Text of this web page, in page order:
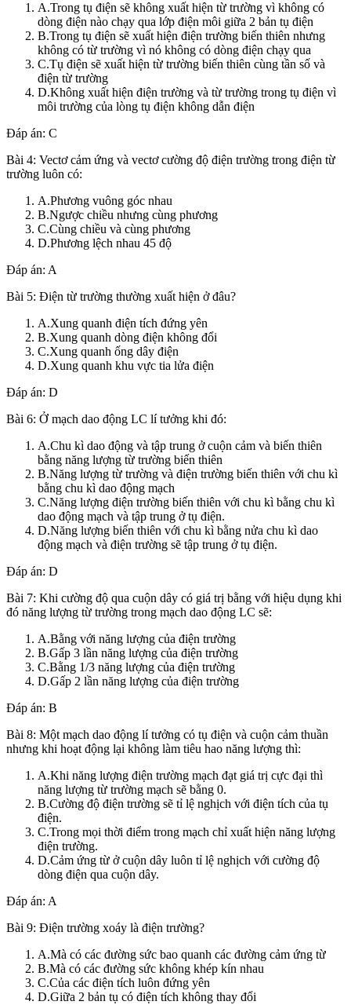
A.Trong tụ điện sẽ không xuất hiện từ trường vì không có
dòng điện nào chạy qua lớp điện môi giữa 2 bản tụ điện
B.Trong tụ điện sẽ xuất hiện điện trường biến thiên nhưng
không có từ trường vì nó không có dòng điện chạy qua
C.Tụ điện sẽ xuất hiện từ trường biến thiên cùng tần số và
điện từ trường
D.Không xuất hiện điện trường và từ trường trong tụ điện vì
môi trường của lòng tụ điện không dẫn điện
Đáp án: C
Bài 4: Vectơ cảm ứng và vectơ cường độ điện trường trong điện từ
trường luôn có:
A.Phương vuông góc nhau
B.Ngược chiều nhưng cùng phương
C.Cùng chiều và cùng phương
D.Phương lệch nhau 45 độ
Đáp án: A
Bài 5: Điện từ trường thường xuất hiện ở đâu?
A.Xung quanh điện tích đứng yên
B.Xung quanh dòng điện không đổi
C.Xung quanh ống dây điện
D.Xung quanh khu vực tia lửa điện
Đáp án: D
Bài 6: Ở mạch dao động LC lí tưởng khi đó:
A.Chu kì dao động và tập trung ở cuộn cảm và biến thiên
bằng năng lượng từ trường biến thiên
B.Năng lượng từ trường và điện trường biến thiên với chu kì
bằng chu kì dao động mạch
C.Năng lượng điện trường biến thiên với chu kì bằng chu kì
dao động mạch và tập trung ở tụ điện.
D.Năng lượng biến thiên với chu kì bằng nửa chu kì dao
động mạch và điện trường sẽ tập trung ở tụ điện.
Đáp án: D
Bài 7: Khi cường độ qua cuộn dây có giá trị bằng với hiệu dụng khi
đó năng lượng từ trường trong mạch dao động LC sẽ:
A.Bằng với năng lượng của điện trường
B.Gấp 3 lần năng lượng của điện trường
C.Bằng 1/3 năng lượng của điện trường
D.Gấp 2 lần năng lượng của điện trường
Đáp án: B
Bài 8: Một mạch dao động lí tưởng có tụ điện và cuộn cảm thuần
nhưng khi hoạt động lại không làm tiêu hao năng lượng thì:
A.Khi năng lượng điện trường mạch đạt giá trị cực đại thì
năng lượng từ trường mạch sẽ bằng 0.
B.Cường độ điện trường sẽ tỉ lệ nghịch với điện tích của tụ
điện.
C.Trong mọi thời điểm trong mạch chỉ xuất hiện năng lượng
điện trường.
D.Cảm ứng từ ở cuộn dây luôn tỉ lệ nghịch với cường độ
dòng điện qua cuộn dây.
Đáp án: A
Bài 9: Điện trường xoáy là điện trường?
A.Mà có các đường sức bao quanh các đường cảm ứng từ
B.Mà có các đường sức không khép kín nhau
C.Của các điện tích luôn đứng yên
D.Giữa 2 bản tụ có điện tích không thay đổi